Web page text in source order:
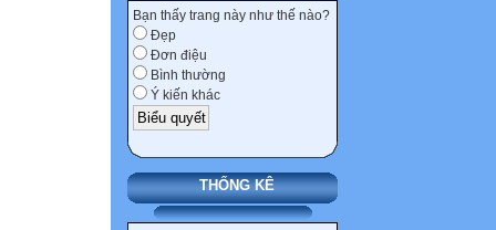
Bạn thấy trang này như thế nào?
Đẹp
Đơn điệu
Bình thường
Ý kiến khác
THỐNG KÊ